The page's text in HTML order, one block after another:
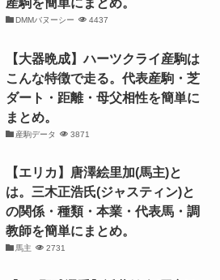
DMMバヌーシー 4437
【大器晩成】ハーツクライ産駒は
こんな特徴で走る。代表産駒・芝
ダート・距離・母父相性を簡単に
まとめ。
産駒データ 3871
【エリカ】唐澤絵里加(馬主)と
は。三木正浩氏(ジャスティン)と
の関係・種類・本業・代表馬・調
教師を簡単にまとめ。
馬主 2731